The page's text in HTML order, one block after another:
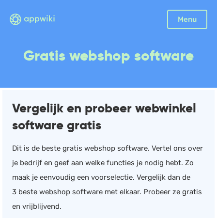
Menu
Sluiten
Facturatie
Debiteurenbeheer
Incasso
Scan en herken
Urenregistratie
Gratis webshop software
Vergelijk en probeer webwinkel
software gratis
Dit is de beste gratis webshop software. Vertel ons over
je bedrijf en geef aan welke functies je nodig hebt. Zo
maak je eenvoudig een voorselectie. Vergelijk dan de
3 beste webshop software met elkaar. Probeer ze gratis
en vrijblijvend.